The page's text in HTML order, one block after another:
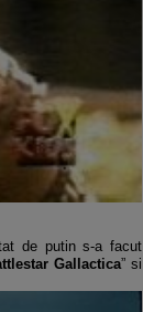
de putin s-a facut
Gallactica” si